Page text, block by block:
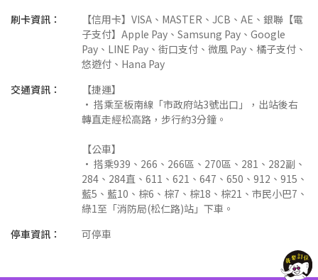
刷卡資訊：
【信用卡】VISA、MASTER、JCB、AE、銀聯【電
子支付】Apple Pay、Samsung Pay、Google
Pay、LINE Pay、街口支付、微風 Pay、橘子支付、
悠遊付、Hana Pay
交通資訊：
【捷運】
• 搭乘至板南線「市政府站3號出口」，出站後右
轉直走經松高路，步行約3分鐘。
【公車】
• 搭乘939、266、266區、270區、281、282副、
284、284直、611、621、647、650、912、915、
藍5、藍10、棕6、棕7、棕18、棕21、市民小巴7、
綠1至「消防局(松仁路)站」下車。
停車資訊：
可停車